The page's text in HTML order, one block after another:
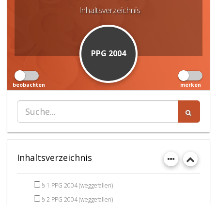
Inhaltsverzeichnis
PPG 2004
beobachten merken
Inhaltsverzeichnis
§ 1 PPG 2004 (weggefallen)
§ 2 PPG 2004 (weggefallen)